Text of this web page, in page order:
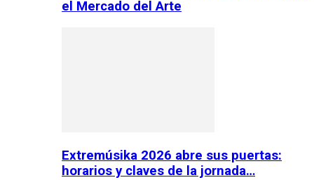
el Mercado del Arte
Extremúsika 2026 abre sus puertas:
horarios y claves de la jornada…